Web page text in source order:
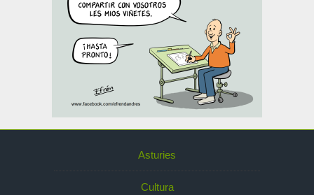
Asturies
Cultura